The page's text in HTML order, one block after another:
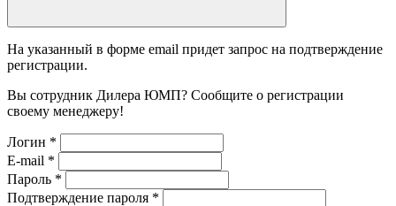
На указанный в форме email придет запрос на подтверждение
регистрации.
Вы сотрудник Дилера ЮМП? Сообщите о регистрации
своему менеджеру!
Логин *
E-mail *
Пароль *
Подтверждение пароля *